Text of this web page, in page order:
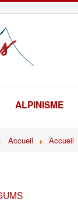
ALPINISME
Accueil Accueil